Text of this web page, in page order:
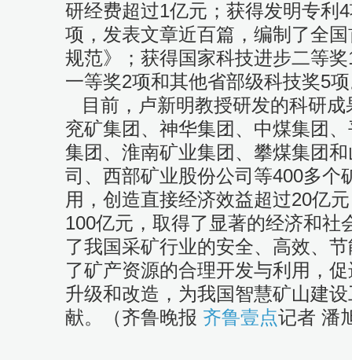
研经费超过1亿元；获得发明专利
项，发表文章近百篇，编制了全
规范》；获得国家科技进步二等
一等奖2项和其他省部级科技奖5
目前，卢新明教授研发的科研成
兖矿集团、神华集团、中煤集团
集团、淮南矿业集团、攀煤集团
司、西部矿业股份公司等400多个
用，创造直接经济效益超过20亿
100亿元，取得了显著的经济和社
了我国采矿行业的安全、高效、
了矿产资源的合理开发与利用，
升级和改造，为我国智慧矿山建
献。（齐鲁晚报 齐鲁壹点记者 潘